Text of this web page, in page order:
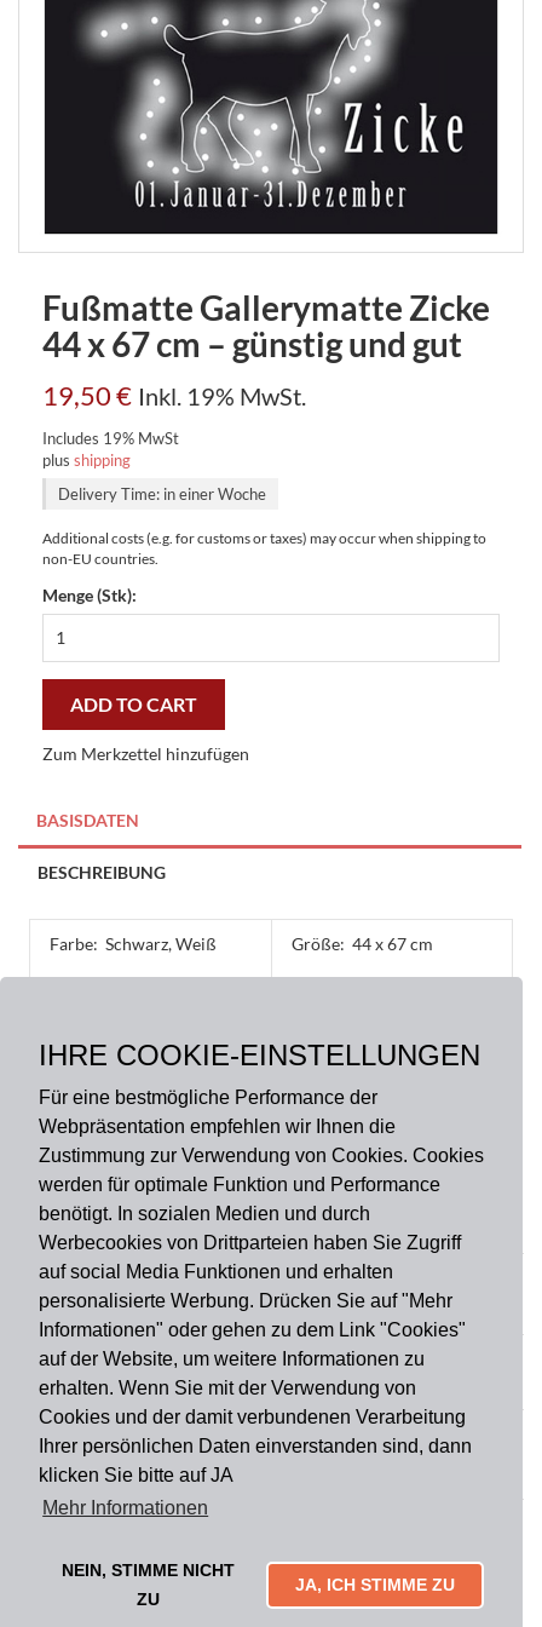
IHRE COOKIE-EINSTELLUNGEN
Für eine bestmögliche Performance der
Webpräsentation empfehlen wir Ihnen die
Zustimmung zur Verwendung von Cookies. Cookies
werden für optimale Funktion und Performance
benötigt. In sozialen Medien und durch
Werbecookies von Drittparteien haben Sie Zugriff
auf social Media Funktionen und erhalten
personalisierte Werbung. Drücken Sie auf "Mehr
Informationen" oder gehen zu dem Link "Cookies"
auf der Website, um weitere Informationen zu
erhalten. Wenn Sie mit der Verwendung von
Cookies und der damit verbundenen Verarbeitung
Ihrer persönlichen Daten einverstanden sind, dann
klicken Sie bitte auf JA
Mehr Informationen
NEIN, STIMME NICHT
ZU
JA, ICH STIMME ZU
Fußmatte Gallerymatte Zicke
44 x 67 cm – günstig und gut
19,50€ Inkl. 19% MwSt.
Includes 19% MwSt
plus shipping
Delivery Time: in einer Woche
Additional costs (e.g. for customs or taxes) may occur when shipping to
non-EU countries.
Menge (Stk):
Gallerymatte
67
günstig
und
gut
ADD TO CART
Zum Merkzettel hinzufügen
BASISDATEN
BESCHREIBUNG
Farbe: Schwarz, Weiß Größe: 44 x 67 cm
Polyester
Zahlungsart
Versandart
Du findest uns auch auf
Informationen
Impressum Widerruf
Mytailor croodles